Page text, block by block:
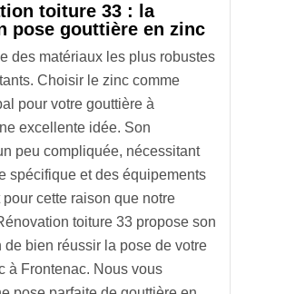
toiture 33 : la
pose gouttière en zinc
des matériaux les plus robustes
Choisir le zinc comme
pour votre gouttière à
excellente idée. Son
peu compliquée, nécessitant
spécifique et des équipements
pour cette raison que notre
toiture 33 propose son
de bien réussir la pose de votre
à Frontenac. Nous vous